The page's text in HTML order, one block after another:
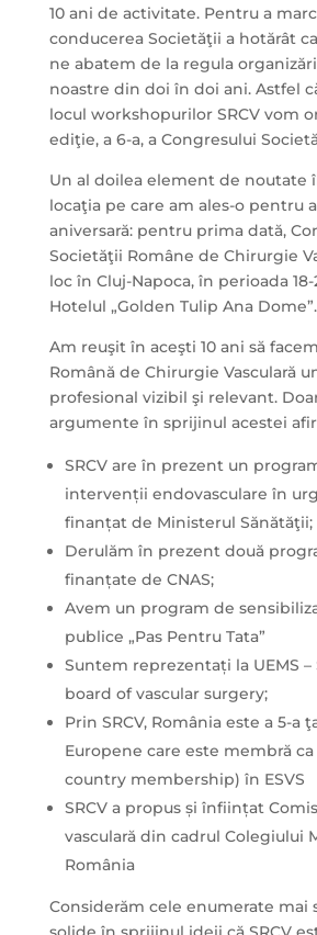
10 ani de activitate. Pentru a
conducerea Societăţii a hotărât
ne abatem de la regula
noastre din doi în doi ani. Astfel
locul workshopurilor SRCV vom
ediţie, a 6-a, a Congresului
Un al doilea element de noutate
locaţia pe care am ales-o pentru
aniversară: pentru prima dată,
Societăţii Române de Chirurgie
loc în Cluj-Napoca, în perioada
Hotelul „Golden Tulip Ana Dome”.
Am reuşit în aceşti 10 ani să
Română de Chirurgie Vasculară
profesional vizibil şi relevant.
argumente în sprijinul acestei
SRCV are în prezent un
intervenții endovasculare în
finanțat de Ministerul Sănătăţii;
Derulăm în prezent două
finanțate de CNAS;
Avem un program de
publice „Pas Pentru Tata”
Suntem reprezentați la UEMS
board of vascular surgery;
Prin SRCV, România este a 5-a
Europene care este membră
country membership) în ESVS
SRCV a propus și înființat
vasculară din cadrul Colegiului
România
Considerăm cele enumerate mai